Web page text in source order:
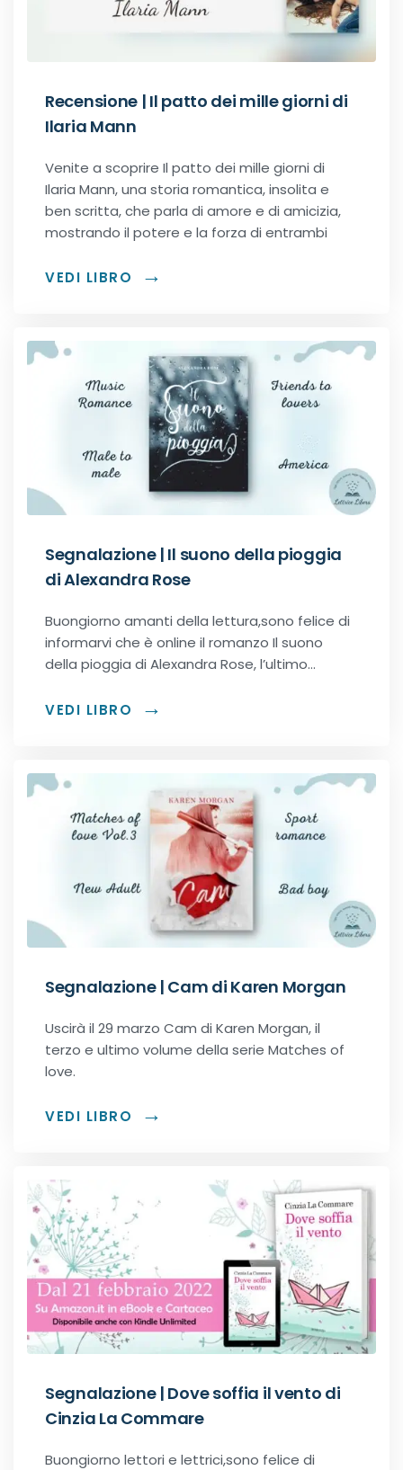
QLGBT romance
Romance StoricI
Romance vittoriani
Second-Chance romance
Sport romance
Spy romance
Young Adult
Fantasy
Urban Fantasy
Narrativa contemporanea
Romanzi di formazione
Recensione | Il patto dei mille giorni di
Ilaria Mann
Venite a scoprire Il patto dei mille giorni di
Ilaria Mann, una storia romantica, insolita e
ben scritta, che parla di amore e di amicizia,
mostrando il potere e la forza di entrambi
VEDI LIBRO
Segnalazione | Il suono della pioggia
di Alexandra Rose
Buongiorno amanti della lettura,sono felice di
informarvi che è online il romanzo Il suono
della pioggia di Alexandra Rose, l’ultimo…
VEDI LIBRO
Segnalazione | Cam di Karen Morgan
Uscirà il 29 marzo Cam di Karen Morgan, il
terzo e ultimo volume della serie Matches of
love.
VEDI LIBRO
Segnalazione | Dove soffia il vento di
Cinzia La Commare
Buongiorno lettori e lettrici,sono felice di